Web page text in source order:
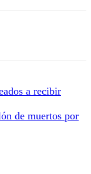
a recibir
de muertos por